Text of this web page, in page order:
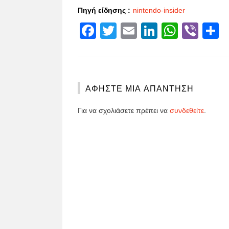
Πηγή είδησης : nintendo-insider
Facebook
Twitter
EmailLinkedInViber
ΑΦΉΣΤΕ ΜΙΑ ΑΠΆΝΤΗΣΗ
Για να σχολιάσετε πρέπει να συνδεθείτε